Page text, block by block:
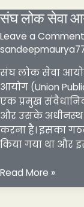
संघ लोक सेवा
Leave a Comment
संघ लोक सेवा
आयोग (Union
एक प्रमुख
और उसके अधीनस्थ
करना है। इसका
किया गया था और
संघ
लोक
Read More »